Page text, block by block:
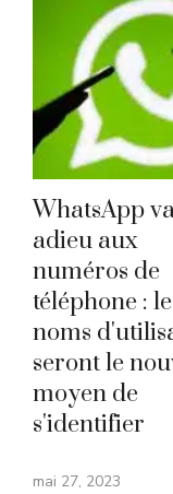
WhatsApp
adieu aux
numéros de
téléphone :
noms
seront le
moyen de
s'identifier
mai 27, 2023